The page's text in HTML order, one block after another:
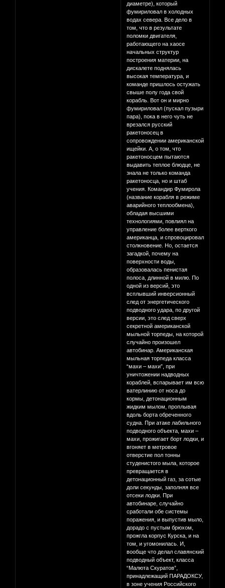
диаметре), который
фумириловал в холодных
водах севера. Все дело в
том, что в результате
поломки двигателя,
работающего на хаосе
начальных структур
построения материи, на
дискалете поднялась
высокая температура, и
команде пришлось остужать
свыше полу года свой
корабль. Вот он и мирно
фумириловал (пускал пузыри
пара), пока в него чуть не
врезался русский
ракетоносец в
сопровождении американской
ищейки. А, о том, что
ракетоносцем пытаются
выдавить теплое блюдце, не
знала не только команда
ракетоносца, но и штаб
учения. Командир Фумирола
(название корабля в режиме
аварийного теплообмена),
обладая высшими
технологиями, повлиял на
управление более верткого
американца, и спровоцировал
столкновение. Но, остается
загадкой, почему на
поверхности воды,
образовалась пенистая
полоса, длинной в милю. По
одной из версий, это
всплывший инверсионный
след от энергетического
подводного удара, по другой
версии, это след сверх
секретной американской
мыльной торпеды, на которой
случайно произошел
автобинар. Американская
мыльная торпеда класса
“махи – махи”, при
уничтожении надводных
кораблей, вспарывает им всю
ватерлинию от носа до
кормы, детонационным
жидким мылом, проплывая
вдоль борта обреченного
судна. При атаке лабильного
подводного объекта, махи –
махи, прожигает борт лодки, и
вгоняет в метровое
отверстие пол тонны
студенистого мыла, которое
превращается в
детонационный газ, за сотые
доли секунды, заполняя все
отсеки лодки. При
автобинаре, случайно
сработали обе системы
поражения, и выпустив мыло,
дорадо с пустым брюхом,
прожгла корпус Курска, и на
том, и угомонилась. И,
вообще что делал славянский
подводный объект, класса
“Малюта Скуратов”,
принадлежащий ПАРАДОКСУ,
в зоне учения Российского